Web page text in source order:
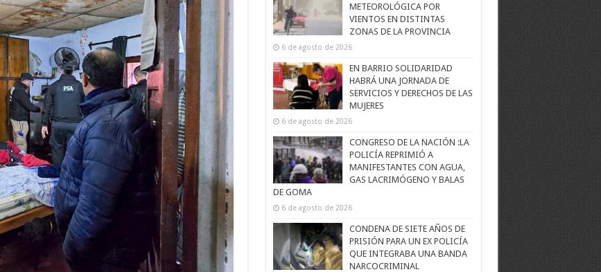
METEOROLÓGICA POR
VIENTOS EN DISTINTAS
ZONAS DE LA PROVINCIA
6 de agosto de 2026
EN BARRIO SOLIDARIDAD
HABRÁ UNA JORNADA DE
SERVICIOS Y DERECHOS DE LAS
MUJERES
6 de agosto de 2026
CONGRESO DE LA NACIÓN :LA
POLICÍA REPRIMIÓ A
MANIFESTANTES CON AGUA,
GAS LACRIMÓGENO Y BALAS
DE GOMA
6 de agosto de 2026
CONDENA DE SIETE AÑOS DE
PRISIÓN PARA UN EX POLICÍA
QUE INTEGRABA UNA BANDA
NARCOCRIMINAL